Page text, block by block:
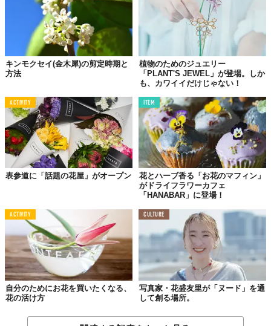
キンモクセイ(金木犀)の剪定時期と
方法
植物のためのジュエリー
「PLANT'S JEWEL」が登場。しか
も、カワイイだけじゃない！
ACTIVITY
表参道に「話題の花屋」がオープン
ITEM
花とハーブ香る「お花のマフィン」
がドライフラワーカフェ
「HANABAR」に登場！
ACTIVITY
自分のためにお花を買いたくなる、
花の活け方
CULTURE
写真家・花盛友里が「ヌード」を通
して創る場所。